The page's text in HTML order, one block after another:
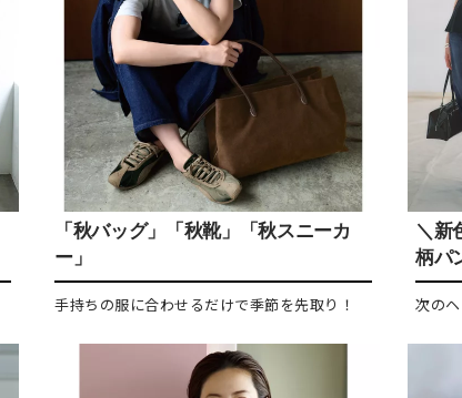
「秋バッグ」「秋靴」「秋スニーカ
ー」
手持ちの服に合わせるだけで季節を先取り！
＼新
柄パ
次の